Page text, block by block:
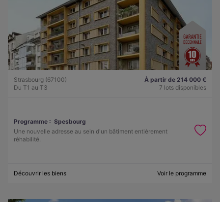
Strasbourg (67100)
Du T1 au T3
À partir de 214 000 €
7 lots disponibles
Programme : Spesbourg
Une nouvelle adresse au sein d'un bâtiment entièrement
réhabilité.
Découvrir les biens Voir le programme